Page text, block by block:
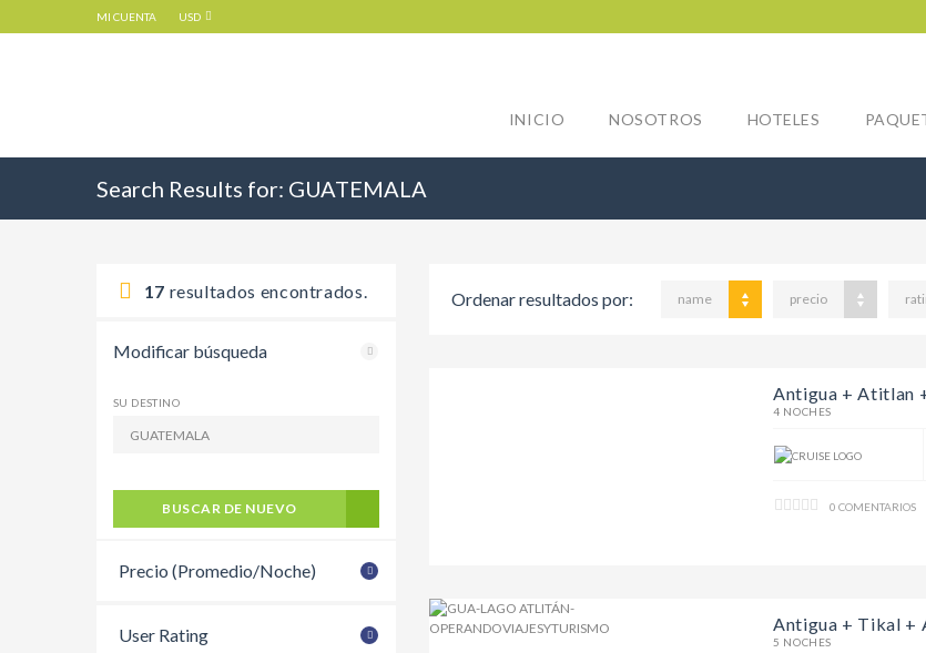
MI CUENTA USD
INICIO NOSOTROS HOTELES
Search Results for: GUATEMALA
17 resultados encontrados.
Modificar búsqueda
SU DESTINO
BUSCAR DE NUEVO
Precio (Promedio/Noche)
User Rating
Ordenar resultados por: name precio
Antigua + Atitlan
4 NOCHES
0 COMENTARIOS
Antigua + Tikal +
5 NOCHES